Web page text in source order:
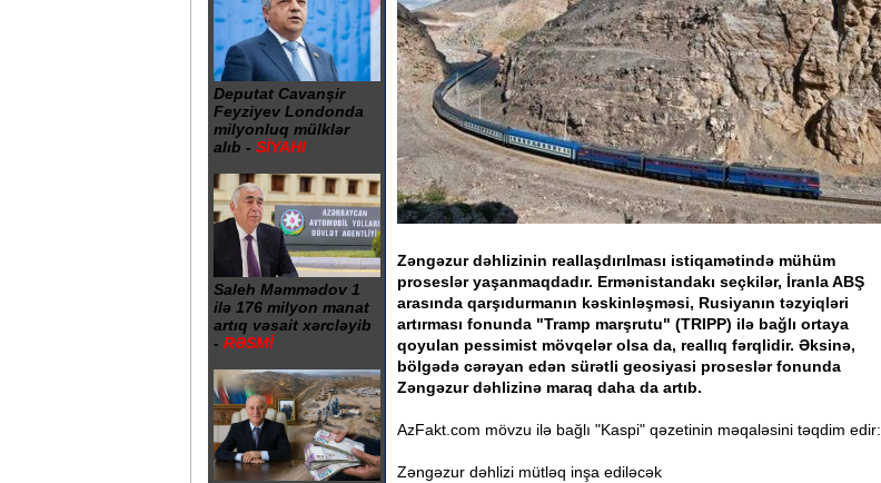
Deputat Cavanşir
Feyziyev Londonda
milyonluq mülklər
alıb - SİYAHI
Saleh Məmmədov 1
ilə 176 milyon manat
artıq vəsait xərcləyib
- RƏSMİ
Zəngəzur dəhlizinin reallaşdırılması istiqamətində mühüm
proseslər yaşanmaqdadır. Ermənistandakı seçkilər, İranla ABŞ
arasında qarşıdurmanın kəskinləşməsi, Rusiyanın təzyiqləri
artırması fonunda "Tramp marşrutu" (TRIPP) ilə bağlı ortaya
qoyulan pessimist mövqelər olsa da, reallıq fərqlidir. Əksinə,
bölgədə cərəyan edən sürətli geosiyasi proseslər fonunda
Zəngəzur dəhlizinə maraq daha da artıb.
AzFakt.com mövzu ilə bağlı "Kaspi" qəzetinin məqaləsini təqdim edir:
Zəngəzur dəhlizi mütləq inşa ediləcək